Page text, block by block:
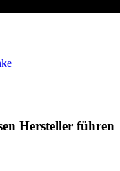
Hersteller führen